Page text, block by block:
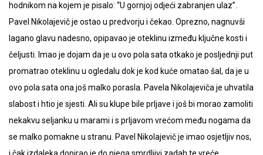
hodnikom na kojem je pisalo: “U gornjoj odjeći zabranjen ulaz”.
Pavel Nikolajevič je ostao u predvorju i čekao. Oprezno, nagnuvši
lagano glavu nadesno, opipavao je oteklinu između ključne kosti i
čeljusti. Imao je dojam da je u ovo pola sata otkako je posljednji put
promatrao oteklinu u ogledalu dok je kod kuće omatao šal, da je u
ovo pola sata ona još malko porasla. Pavela Nikolajeviča je uhvatila
slabost i htio je sjesti. Ali su klupe bile prljave i još bi morao zamoliti
nekakvu seljanku u marami i s prljavom vrećom među nogama da
se malko pomakne u stranu. Pavel Nikolajevič je imao osjetljiv nos,